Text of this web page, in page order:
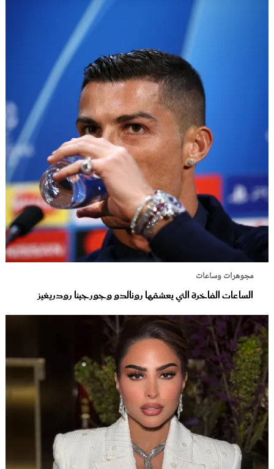
مجوهرات وساعات
الساعات الفاخرة التي يعشقها رونالدو وجورجينا رودريغيز